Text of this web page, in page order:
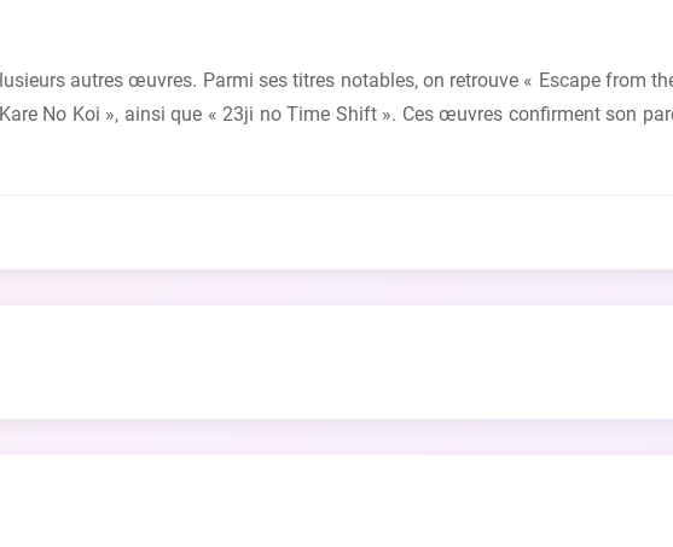
autres œuvres. Parmi ses titres notables, on retrouve « Escape from
No Koi », ainsi que « 23ji no Time Shift ». Ces œuvres confirment son